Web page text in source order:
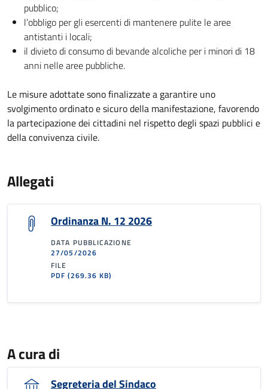
pubblico;
l’obbligo per gli esercenti di mantenere pulite le aree
antistanti i locali;
il divieto di consumo di bevande alcoliche per i minori di 18
anni nelle aree pubbliche.
Le misure adottate sono finalizzate a garantire uno
svolgimento ordinato e sicuro della manifestazione, favorendo
la partecipazione dei cittadini nel rispetto degli spazi pubblici e
della convivenza civile.
Allegati
Ordinanza N. 12 2026
DATA PUBBLICAZIONE
27/05/2026
FILE
PDF(269.36 KB)
A cura di
Segreteria del Sindaco